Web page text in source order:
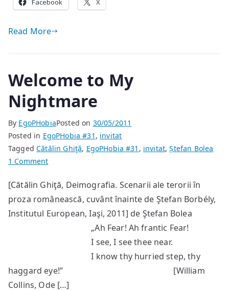
Facebook X
Read More
Welcome to My
Nightmare
By EgoPHobiaPosted on 30/05/2011
Posted in EgoPHobia #31 , invitat
TaggedCătălin Ghiţă, EgoPHobia #31 , invitat,Ștefan Bolea
1 Commenton
to
My
Nightmare
[Cătălin Ghiţă, Deimografia. Scenarii ale terorii în
proza românească, cuvânt înainte de Ştefan Borbély,
Institutul European, Iaşi, 2011] de Ştefan Bolea
„Ah Fear! Ah frantic Fear!
I see, I see thee near.
I know thy hurried step, thy
haggard eye!” [William
Collins, Ode […]